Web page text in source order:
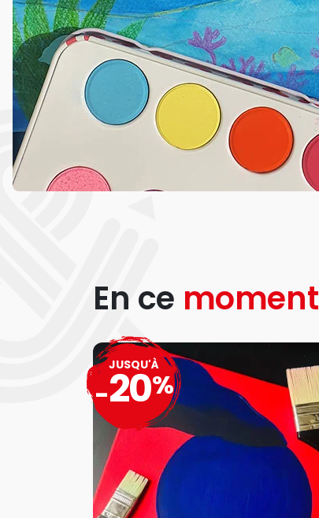
En ce moment
JUSQU'À
-20%